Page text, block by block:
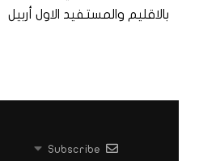
بالاقليم والمستفيد الاول أربيل
Subscribe